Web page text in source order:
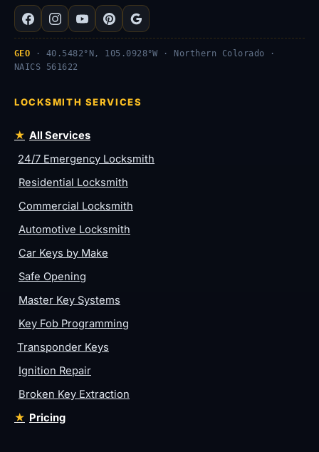
GEO · 40.5482°N, 105.0928°W · Northern Colorado ·
NAICS 561622
LOCKSMITH SERVICES
All Services
24/7 Emergency Locksmith
Residential Locksmith
Commercial Locksmith
Automotive Locksmith
Car Keys by Make
Safe Opening
Master Key Systems
Key Fob Programming
Transponder Keys
Ignition Repair
Broken Key Extraction
Pricing